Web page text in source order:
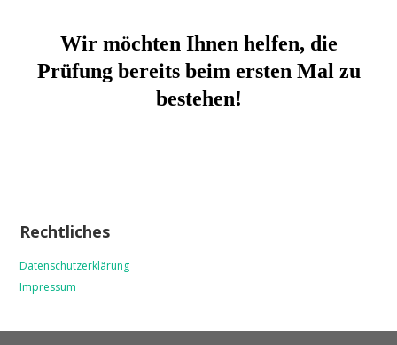
Wir möchten Ihnen helfen, die
Prüfung bereits beim ersten Mal zu
bestehen!
Rechtliches
Datenschutzerklärung
Impressum